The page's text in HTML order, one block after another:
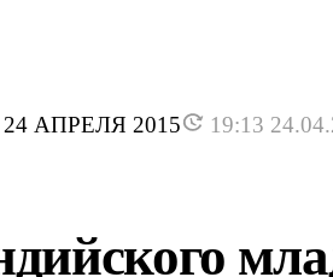
24 АПРЕЛЯ 2015 19:13